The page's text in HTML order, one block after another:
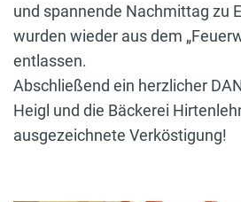
und spannende Nachmittag zu
wurden wieder aus dem
entlassen.
Abschließend ein herzlicher
Heigl und die Bäckerei
ausgezeichnete Verköstigung!